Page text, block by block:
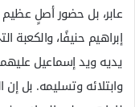
عابر، بل حضور أصلٍ عظيم
إبراهيم حنيفًا، والكعبة
يديه ويد إسماعيل
وابتلائه وتسليمه. بل